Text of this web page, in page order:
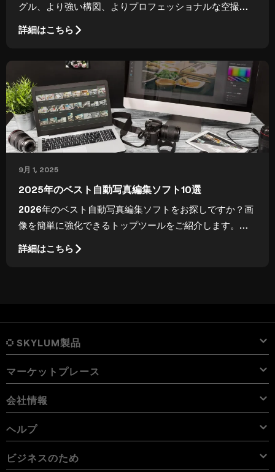
グル、より強い構図、よりプロフェッショナルな空撮写
の実践的な方法。
詳細はこちら
9月 1, 2025
2025年のベスト自動写真編集ソフト10選
2026年のベスト自動写真編集ソフトをお探しですか？画
像を簡単に強化できるトップツールをご紹介します。革
しょう。
詳細はこちら
SKYLUM製品
Luminar Neo
価格
プロ ツール
使用例
概要
iPad用 Luminar
iPhone用 Luminar
Vision Pro用 Luminar Neo
Aperty
概要
価格
Aperty User Guide
オンライン ツール
オンライン編集ソフト
カラー パレット
マーケットプレース
プリセット
Lightroom プリセット
Luminar Neo パック
LUT
Luminar Neo LUT
オーバーレイを使用して新しいものを簡単に追加
会社情報
会社概要
キャリア
ヘルプ
サポートへのお問い合わせ
ビジネスのため